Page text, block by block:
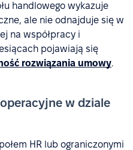
handlowego wykazuje
ale nie odnajduje się w
na współpracy i
pojawiają się
rozwiązania umowy.
w dziale
HR lub ograniczonymi